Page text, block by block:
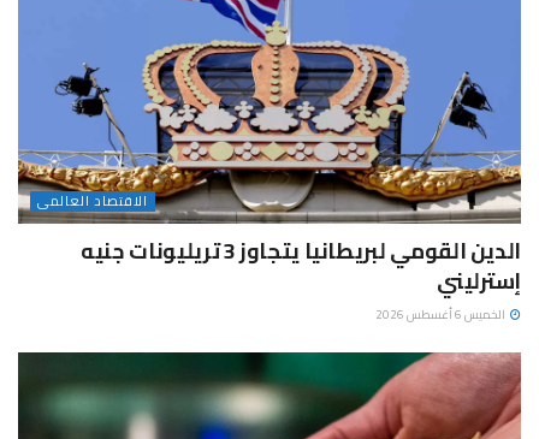
الاقتصاد العالمى
الدين القومي لبريطانيا يتجاوز 3 تريليونات جنيه
إسترليني
الخميس 6 أغسطس 2026